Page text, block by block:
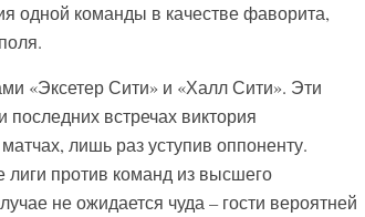
одной команды в качестве фаворита,
«Эксетер Сити» и «Халл Сити». Эти
встречах виктория
лишь раз уступив оппоненту.
лиги против команд из высшего
не ожидается чуда – гости вероятней